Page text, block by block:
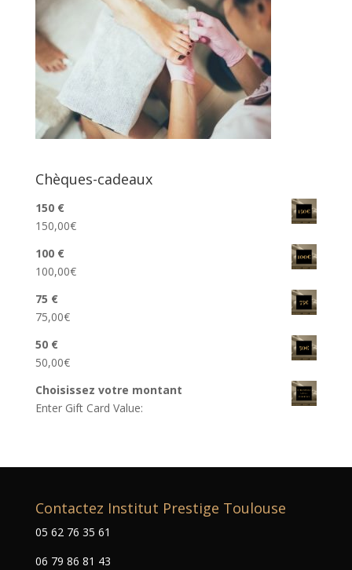
Chèques-cadeaux
150 €
150,00€
100 €
100,00€
75 €
75,00€
50 €
50,00€
Choisissez votre montant
Enter Gift Card Value:
Contactez Institut Prestige Toulouse
05 62 76 35 61
06 79 86 81 43